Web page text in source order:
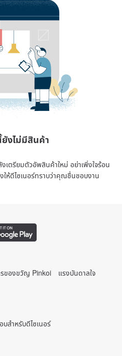
งไม่มีสินค้า
เตรียมตัวอัพสินค้าใหม่ อย่าเพิ่งใจร้อน
ห้ดีไซเนอร์ทราบว่าคุณชื่นชอบงาน
ของขวัญ Pinkoi
แรงบันดาลใจ
บสำหรับดีไซเนอร์